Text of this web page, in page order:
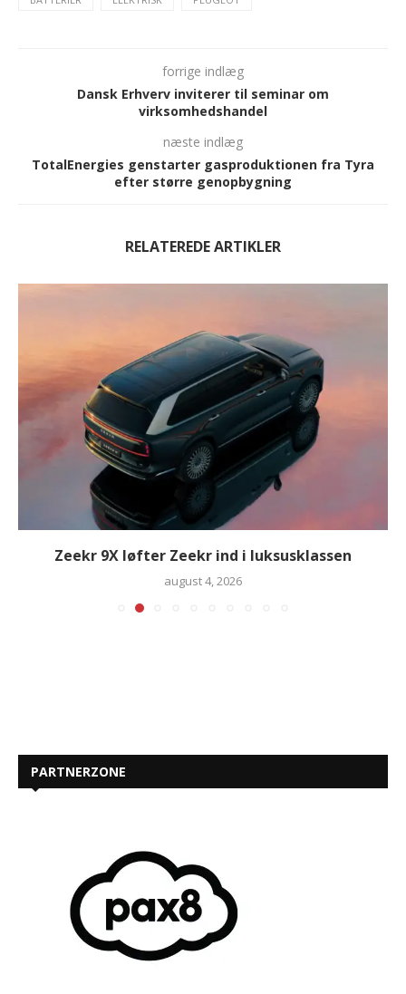
forrige indlæg
Dansk Erhverv inviterer til seminar om
virksomhedshandel
næste indlæg
TotalEnergies genstarter gasproduktionen fra Tyra
efter større genopbygning
RELATEREDE ARTIKLER
Zeekr 9X løfter Zeekr ind i luksusklassen
august 4, 2026
PARTNERZONE